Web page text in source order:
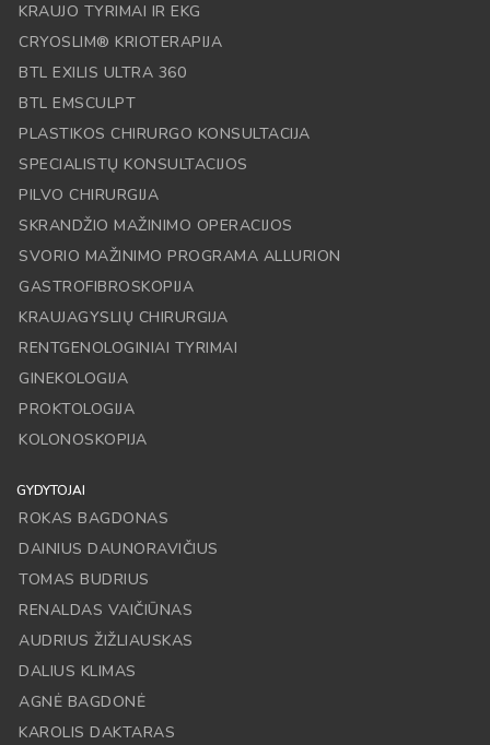
KRAUJO TYRIMAI IR EKG
CRYOSLIM® KRIOTERAPIJA
BTL EXILIS ULTRA 360
BTL EMSCULPT
PLASTIKOS CHIRURGO KONSULTACIJA
SPECIALISTŲ KONSULTACIJOS
PILVO CHIRURGIJA
SKRANDŽIO MAŽINIMO OPERACIJOS
SVORIO MAŽINIMO PROGRAMA ALLURION
GASTROFIBROSKOPIJA
KRAUJAGYSLIŲ CHIRURGIJA
RENTGENOLOGINIAI TYRIMAI
GINEKOLOGIJA
PROKTOLOGIJA
KOLONOSKOPIJA
GYDYTOJAI
ROKAS BAGDONAS
DAINIUS DAUNORAVIČIUS
TOMAS BUDRIUS
RENALDAS VAIČIŪNAS
AUDRIUS ŽIŽLIAUSKAS
DALIUS KLIMAS
AGNĖ BAGDONĖ
KAROLIS DAKTARAS